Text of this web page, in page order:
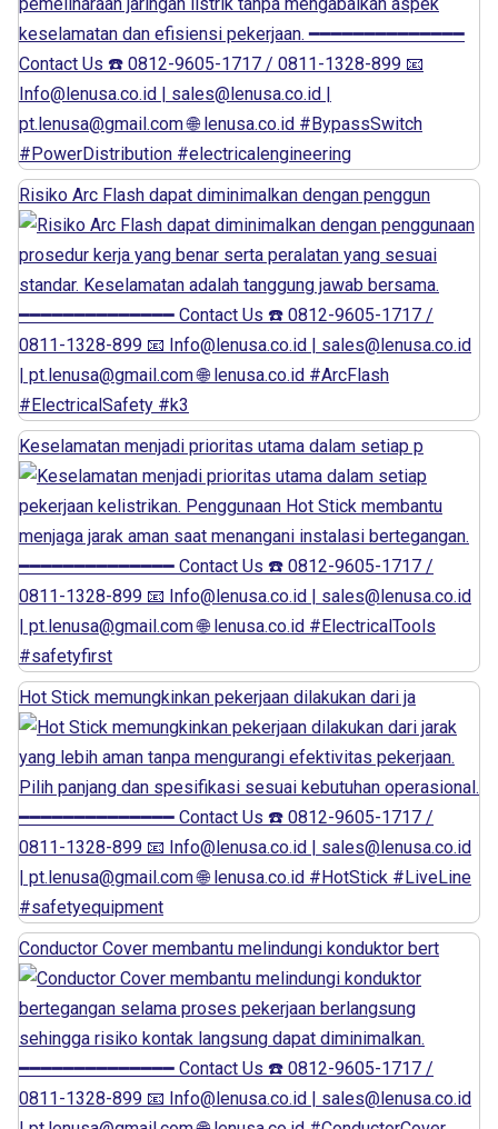
Risiko Arc Flash dapat diminimalkan dengan penggun
Keselamatan menjadi prioritas utama dalam setiap p
Hot Stick memungkinkan pekerjaan dilakukan dari ja
Conductor Cover membantu melindungi konduktor bert